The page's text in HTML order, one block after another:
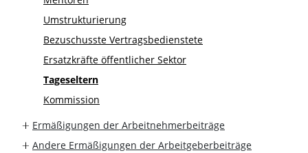
Umstrukturierung
Bezuschusste Vertragsbedienstete
Ersatzkräfte öffentlicher Sektor
Tageseltern
Kommission
Ermäßigungen der Arbeitnehmerbeiträge
Andere Ermäßigungen der Arbeitgeberbeiträge